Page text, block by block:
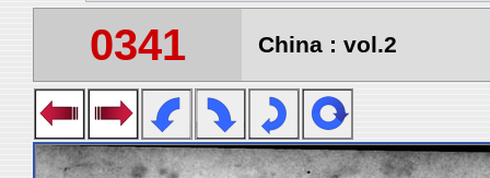
0341 China : vol.2